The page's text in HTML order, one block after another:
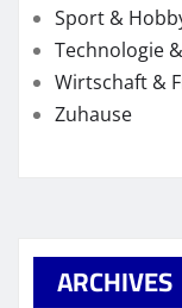
Sport &
Technologie
Wirtschaft &
Zuhause
ARCHIVES